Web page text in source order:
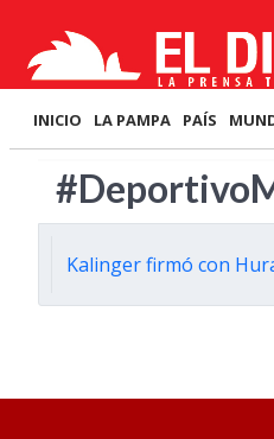
INICIO LA PAMPA PAÍS
Kalinger firmó con